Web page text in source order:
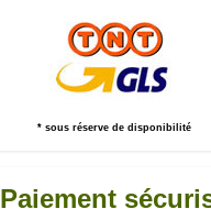
* sous réserve de disponibilité
Paiement